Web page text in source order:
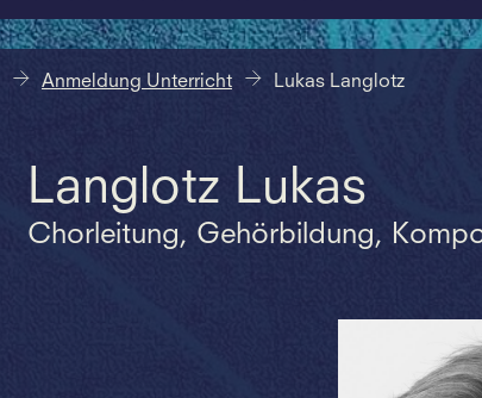
Anmeldung Unterricht Lukas Langlotz
Langlotz Lukas
Chorleitung, Gehörbildung,